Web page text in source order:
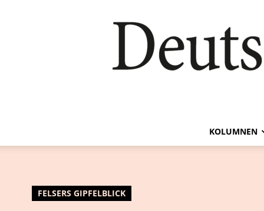
KOLUMNEN
FELSERS GIPFELBLICK